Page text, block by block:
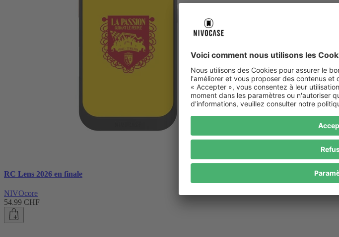
RC Lens 2026 en finale
NIVOcore
54.99 CHF